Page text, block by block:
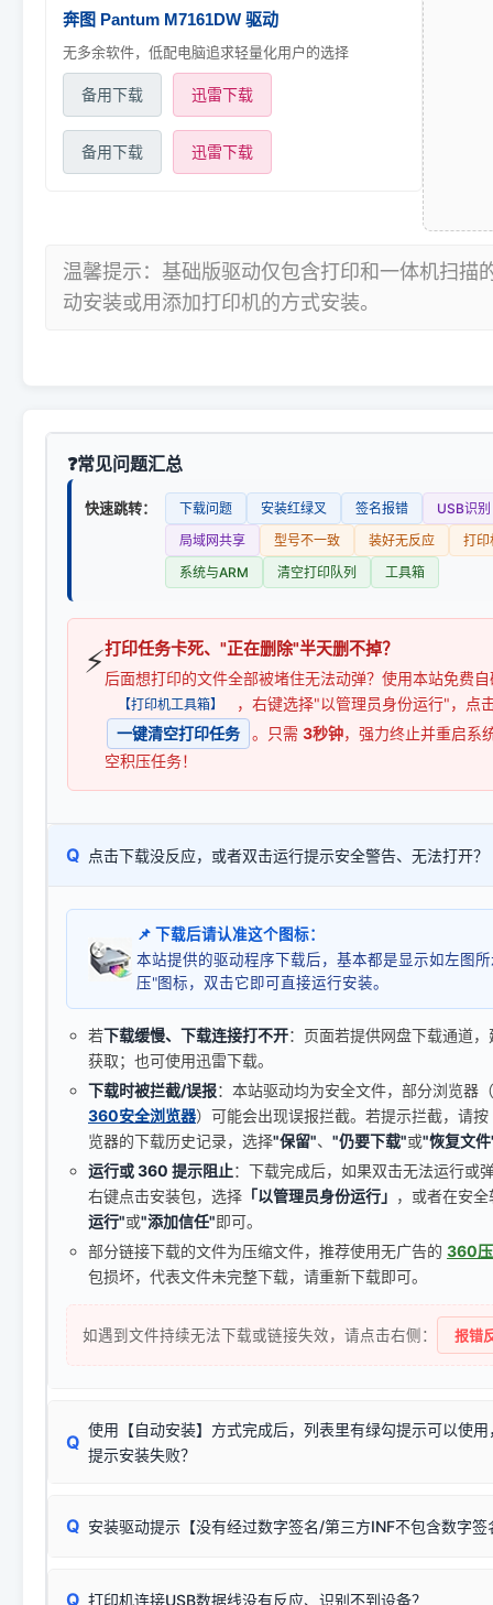
奔图 Pantum M7161DW 驱动
无多余软件，低配电脑追求轻量化用户的选择
备用下载 迅雷下载
备用下载 迅雷下载
温馨提示：基础版驱动仅包含打印和一体机扫描
动安装或用添加打印机的方式安装。
常见问题汇总
快速跳转： 下载问题 安装红绿叉 签名报错
USB识别
局域网共享
型号不一致 装好无反应
打印
系统与ARM
清空打印队列 工具箱
⚡打印任务卡死、"正在删除"半天删不掉？
后面想打印的文件全部被堵住无法动弹？使用本站免费
【打印机工具箱】
，右键选择"以管理员身份运行"，点
一键清空打印任务
。只需 3秒钟，强力终止并重启系
空积压任务！
Q 点击下载没反应，或者双击运行提示安全警告、无法打开？
📌 下载后请认准这个图标：
本站提供的驱动程序下载后，基本都是显示如左图
压"图标，双击它即可直接运行安装。
若下载缓慢、下载连接打不开：页面若提供网盘下载通道
获取；也可使用迅雷下载。
下载时被拦截/误报：本站驱动均为安全文件，部分浏览器
360安全浏览器）可能会出现误报拦截。若提示拦截，请按
览器的下载历史记录，选择"保留"、 "仍要下载"或"恢复文
运行或 360 提示阻止：下载完成后，如果双击无法运行或
右键点击安装包，选择 「以管理员身份运行」 ，或者在安
运行"或"添加信任"即可。
部分链接下载的文件为压缩文件，推荐使用无广告的 360
包损坏，代表文件未完整下载，请重新下载即可。
如遇到文件持续无法下载或链接失效，请点击右侧： 报错
Q
使用【自动安装】方式完成后，列表里有绿勾提示可以使
提示安装失败？
由于本站驱动包集成了32位和64位驱动，自动安装程序在运
✔ 可以使用了 ：代表与您当
Q 安装驱动提示【没有经过数字签名/第三方INF不包含数字
往往会弹出此类提示。
Q 打印机连接USB数据线没有反应、识别不到设备？